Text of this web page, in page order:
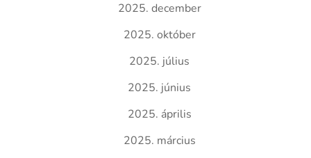
2025. december
2025. október
2025. július
2025. június
2025. április
2025. március